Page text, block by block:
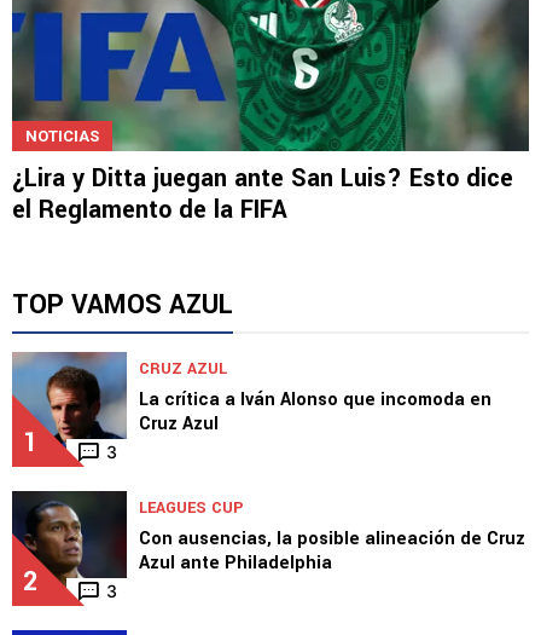
NOTICIAS
¿Lira y Ditta juegan ante San Luis? Esto dice
el Reglamento de la FIFA
TOP VAMOS AZUL
1 3
CRUZ AZUL
La crítica a Iván Alonso que incomoda en
Cruz Azul
2 3
LEAGUES CUP
Con ausencias, la posible alineación de Cruz
Azul ante Philadelphia